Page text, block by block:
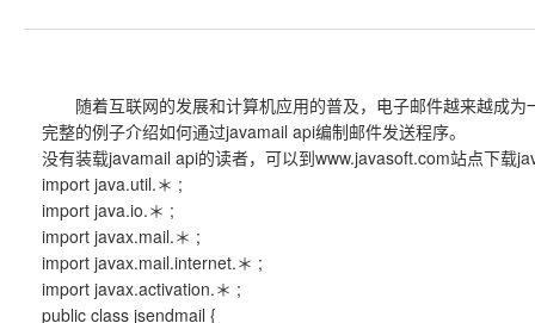
随着互联网的发展和计算机应用的普及，电子邮件越来越成为
完整的例子介绍如何通过javamail api编制邮件发送程序。
没有装载javamail api的读者，可以到www.javasoft.com站点下载
import java.util.＊ ;
import java.io.＊ ;
import javax.mail.＊ ;
import javax.mail.internet.＊ ;
import javax.activation.＊ ;
public class jsendmail {